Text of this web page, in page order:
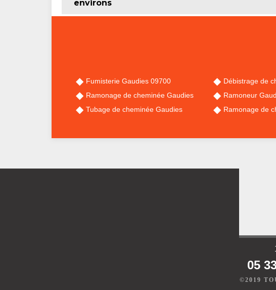
environs
Fumisterie Gaudies 09700
Ramonage de cheminée Gaudies
Tubage de cheminée Gaudies
Débistrage de
Ramoneur
Ramonage de
05
©2019